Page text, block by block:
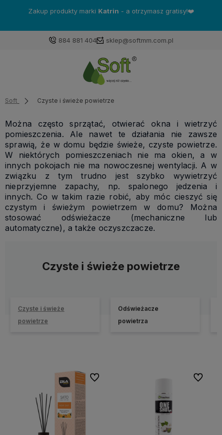
Zakup produkty marki Katrin - a otrzymasz gratisy!❤️
884 881 404 sklep@softmm.com.pl
Soft Czyste i świeże powietrze
Można często sprzątać, otwierać okna i wietrzyć
pomieszczenia. Ale nawet te działania nie zawsze
sprawią, że w domu będzie świeże, czyste powietrze.
W niektórych pomieszczeniach nie ma okien, a w
innych pokojach nie ma nowoczesnej wentylacji. A w
związku z tym trudno jest szybko wywietrzyć
nieprzyjemne zapachy, np. spalonego jedzenia i
innych. Co w takim razie robić, aby móc cieszyć się
czystym i świeżym powietrzem w domu? Można
stosować odświeżacze (mechaniczne lub
automatyczne), a także oczyszczacze.
Czyste i świeże powietrze
Czyste i świeże
powietrze
Odświeżacze
powietrza
Do ulubionych Do